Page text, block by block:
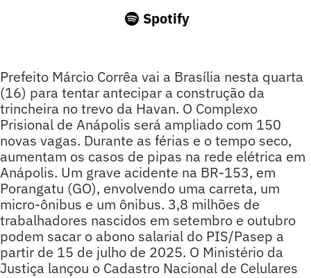
Spotify
Prefeito Márcio Corrêa vai a Brasília nesta quarta
(16) para tentar antecipar a construção da
trincheira no trevo da Havan. O Complexo
Prisional de Anápolis será ampliado com 150
novas vagas. Durante as férias e o tempo seco,
aumentam os casos de pipas na rede elétrica em
Anápolis. Um grave acidente na BR-153, em
Porangatu (GO), envolvendo uma carreta, um
micro-ônibus e um ônibus. 3,8 milhões de
trabalhadores nascidos em setembro e outubro
podem sacar o abono salarial do PIS/Pasep a
partir de 15 de julho de 2025. O Ministério da
Justiça lançou o Cadastro Nacional de Celulares